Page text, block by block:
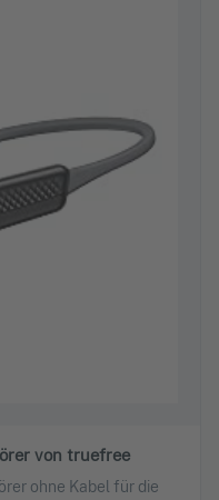
von truefree
ohne Kabel für die